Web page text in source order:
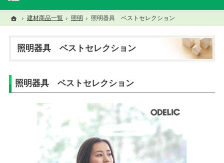
照明器具 ベストセレクション
照明器具 ベストセレクション
ホーム セミナー・研修一覧建材商品一覧視察交流会
ホーム
建材商品一覧 照明 照明器具 ベストセレクション